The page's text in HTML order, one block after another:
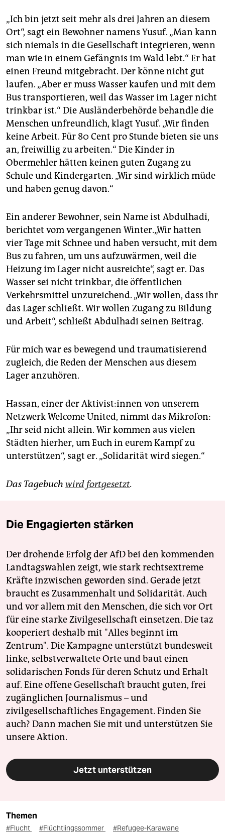
„Ich bin jetzt seit mehr als drei Jahren an diesem
Ort“, sagt ein Bewohner namens Yusuf. „Man kann
sich niemals in die Gesellschaft integrieren, wenn
man wie in einem Gefängnis im Wald lebt.“ Er hat
einen Freund mitgebracht. Der könne nicht gut
laufen. „Aber er muss Wasser kaufen und mit dem
Bus transportieren, weil das Wasser im Lager nicht
trinkbar ist.“ Die Ausländerbehörde behandle die
Menschen unfreundlich, klagt Yusuf. „Wir finden
keine Arbeit. Für 80 Cent pro Stunde bieten sie uns
an, freiwillig zu arbeiten.“ Die Kinder in
Obermehler hätten keinen guten Zugang zu
Schule und Kindergarten. „Wir sind wirklich müde
und haben genug davon.“
Ein anderer Bewohner, sein Name ist Abdulhadi,
berichtet vom vergangenen Winter.„Wir hatten
vier Tage mit Schnee und haben versucht, mit dem
Bus zu fahren, um uns aufzuwärmen, weil die
Heizung im Lager nicht ausreichte“, sagt er. Das
Wasser sei nicht trinkbar, die öffentlichen
Verkehrsmittel unzureichend. „Wir wollen, dass ihr
das Lager schließt. Wir wollen Zugang zu Bildung
und Arbeit“, schließt Abdulhadi seinen Beitrag.
Für mich war es bewegend und traumatisierend
zugleich, die Reden der Menschen aus diesem
Lager anzuhören.
Hassan, einer der Ak­ti­vis­t:in­nen von unserem
Netzwerk Welcome United, nimmt das Mikrofon:
„Ihr seid nicht allein. Wir kommen aus vielen
Städten hierher, um Euch in eurem Kampf zu
unterstützen“, sagt er. „Solidarität wird siegen.“
Das Tagebuch wird fortgesetzt.
Die Engagierten stärken
Der drohende Erfolg der AfD bei den kommenden
Landtagswahlen zeigt, wie stark rechtsextreme
Kräfte inzwischen geworden sind. Gerade jetzt
braucht es Zusammenhalt und Solidarität. Auch
und vor allem mit den Menschen, die sich vor Ort
für eine starke Zivilgesellschaft einsetzen. Die taz
kooperiert deshalb mit "Alles beginnt im
Zentrum". Die Kampagne unterstützt bundesweit
linke, selbstverwaltete Orte und baut einen
solidarischen Fonds für deren Schutz und Erhalt
auf. Eine offene Gesellschaft braucht guten, frei
zugänglichen Journalismus – und
zivilgesellschaftliches Engagement. Finden Sie
auch? Dann machen Sie mit und unterstützen Sie
unsere Aktion.
Jetzt unterstützen
Themen
#Flucht #Flüchtlingssommer #Refugee-Karawane